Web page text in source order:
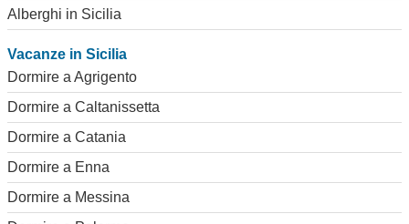
Alberghi in Sicilia
Vacanze in Sicilia
Dormire a Agrigento
Dormire a Caltanissetta
Dormire a Catania
Dormire a Enna
Dormire a Messina